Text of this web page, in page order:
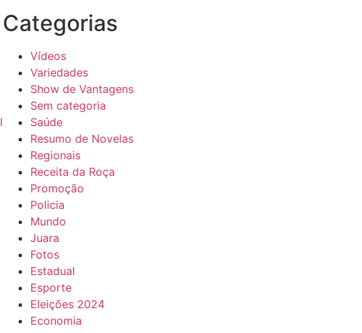
Categorias
Vídeos
Variedades
Show de Vantagens
Sem categoria
Saúde
Resumo de Novelas
Regionais
Receita da Roça
Promoção
Policia
Mundo
Juara
Fotos
Estadual
Esporte
Eleições 2024
Economia